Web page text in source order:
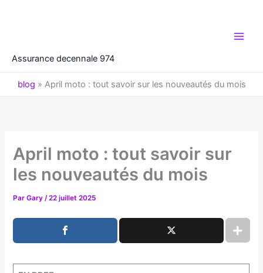
Assurance decennale 974
blog » April moto : tout savoir sur les nouveautés du mois
April moto : tout savoir sur
les nouveautés du mois
ParGary/22 juillet 2025